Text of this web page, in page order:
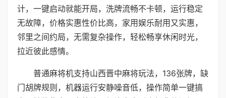
计，一键启动就能开局，洗牌流畅不卡顿，运行稳定
无故障，价格实惠性价比高，家用娱乐耐用又实惠，
邻里之间约局，无需复杂操作，轻松畅享休闲时光，
拉近彼此感情。
普通麻将机支持山西晋中麻将玩法，136张牌，缺
门胡牌规则，机器运行安静噪音低，操作简单一键搞